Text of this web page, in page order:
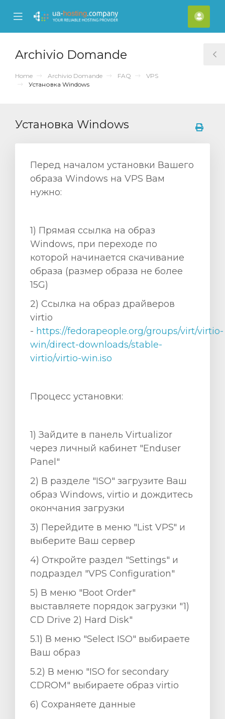
Mobile
Menu
Archivio Domande
Home Archivio Domande FAQ
VPS
Установка Windows
Установка Windows
Перед началом установки Вашего
образа Windows на VPS Вам
нужно:
1) Прямая ссылка на образ
Windows, при переходе по
которой начинается скачивание
образа (размер образа не более
15G)
2) Ccылка на образ драйверов
virtio
- https://fedorapeople.org/groups/virt/virtio-
win/direct-downloads/stable-
virtio/virtio-win.iso
Процесс установки:
1) Зайдите в панель Virtualizor
через личный кабинет "Enduser
Panel"
2) В разделе "ISO" загрузите Ваш
образ Windows, virtio и дождитесь
окончания загрузки
3) Перейдите в меню "List VPS" и
выберите Ваш сервер
4) Откройте раздел "Settings" и
подраздел "VPS Configuration"
5) В меню "Boot Order"
выставляете порядок загрузки "1)
CD Drive 2) Hard Disk"
5.1) В меню "Select ISO" выбираете
Ваш образ
5.2) В меню "ISO for secondary
CDROM" выбираете образ virtio
6) Сохраняете данные